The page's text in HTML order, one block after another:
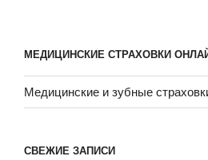
МЕДИЦИНСКИЕ СТРАХОВКИ
Медицинские и зубные
СВЕЖИЕ ЗАПИСИ